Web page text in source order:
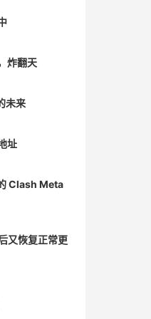
炸翻天
未来
址
Clash Meta
又恢复正常更